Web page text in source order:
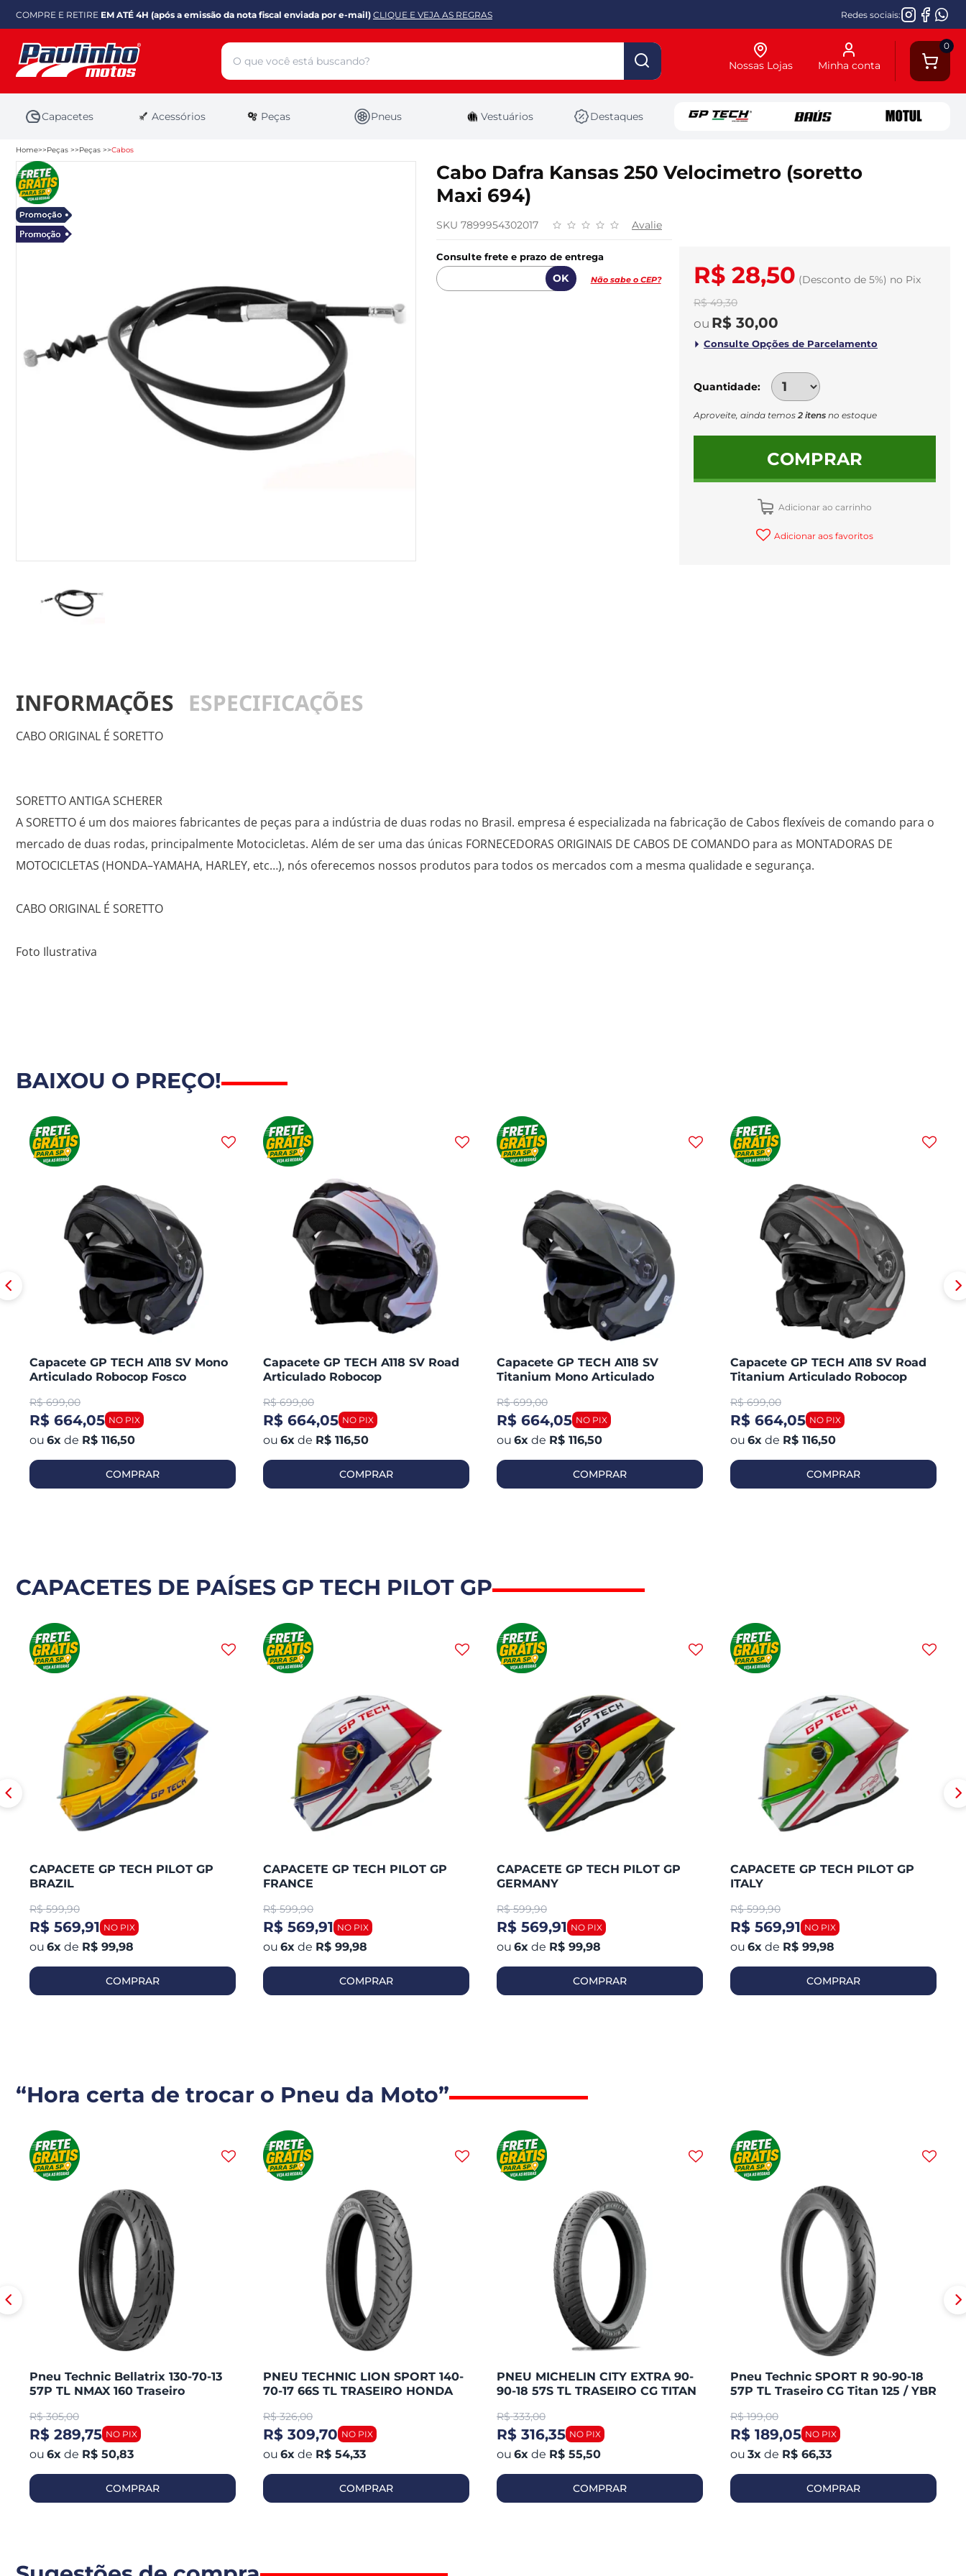
COMPRE E RETIRE EM ATÉ 4H (após a emissão da nota fiscal enviada por e-mail) CLIQUE E VEJA AS REGRAS Redes sociais:
0
Minha conta
Nossas Lojas
Capacetes Acessórios Peças Pneus Vestuários Destaques
Home Peças Peças Cabos
Cabo Dafra Kansas 250 Velocimetro (soretto
Maxi 694)
SKU 7899954302017 Avalie
Consulte frete e prazo de entrega
Não sabe o CEP? R$ 28,50 (Desconto de 5%) no Pix
R$ 49,30
R$ 30,00
Quantidade
Aproveite, ainda temos 2 itens no estoque
COMPRAR
Adicionar ao carrinho
Adicionar aos favoritos
INFORMAÇÕES ESPECIFICAÇÕES
CABO ORIGINAL É SORETTO
SORETTO ANTIGA SCHERER
A SORETTO é um dos maiores fabricantes de peças para a indústria de duas rodas no Brasil. empresa é especializada na fabricação de Cabos flexíveis de comando para o
mercado de duas rodas, principalmente Motocicletas. Além de ser uma das únicas FORNECEDORAS ORIGINAIS DE CABOS DE COMANDO para as MONTADORAS DE
MOTOCICLETAS (HONDA–YAMAHA, HARLEY, etc…), nós oferecemos nossos produtos para todos os mercados com a mesma qualidade e segurança.
CABO ORIGINAL É SORETTO
Foto Ilustrativa
BAIXOU O PREÇO!
Capacete GP TECH A118 SV Mono
Articulado Robocop Fosco
R$ 699,00
R$ 664,05
6x de R$ 116,50
COMPRAR
Capacete GP TECH A118 SV Road
Articulado Robocop
R$ 699,00
R$ 664,05
6x de R$ 116,50
COMPRAR
Capacete GP TECH A118 SV
Titanium Mono Articulado
R$ 699,00
R$ 664,05
6x de R$ 116,50
COMPRAR
Capacete GP TECH A118 SV Road
Titanium Articulado Robocop
R$ 699,00
R$ 664,05
6x de R$ 116,50
COMPRAR
CAPACETES DE PAÍSES GP TECH PILOT GP
CAPACETE GP TECH PILOT GP
BRAZIL
R$ 599,90
R$ 569,91
6x de R$ 99,98
COMPRAR
CAPACETE GP TECH PILOT GP
FRANCE
R$ 599,90
R$ 569,91
6x de R$ 99,98
COMPRAR
CAPACETE GP TECH PILOT GP
GERMANY
R$ 599,90
R$ 569,91
6x de R$ 99,98
COMPRAR
CAPACETE GP TECH PILOT GP
ITALY
R$ 599,90
R$ 569,91
6x de R$ 99,98
COMPRAR
“Hora certa de trocar o Pneu da Moto”
Pneu Technic Bellatrix 130-70-13
57P TL NMAX 160 Traseiro
R$ 305,00
R$ 289,75
6x de R$ 50,83
COMPRAR
PNEU TECHNIC LION SPORT 140-
70-17 66S TL TRASEIRO HONDA
250 / KAWASAK
R$ 326,00
R$ 309,70
6x de R$ 54,33
COMPRAR
PNEU MICHELIN CITY EXTRA 90-
90-18 57S TL TRASEIRO CG TITAN
YES / FAN
R$ 333,00
R$ 316,35
6x de R$ 55,50
COMPRAR
Pneu Technic SPORT R 90-90-18
57P TL Traseiro CG Titan 125 / YBR
R$ 199,00
R$ 189,05
3x de R$ 66,33
COMPRAR